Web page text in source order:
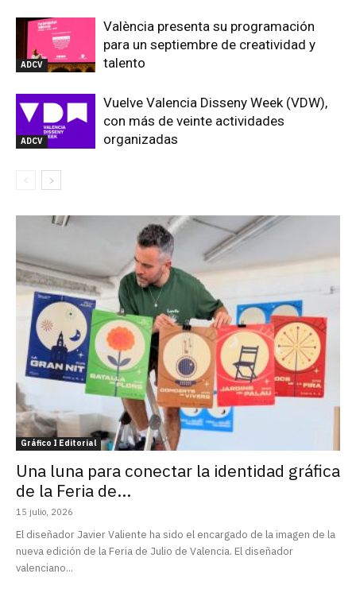
ADCV
València presenta su programación
para un septiembre de creatividad y
talento
ADCV
Vuelve Valencia Disseny Week (VDW),
con más de veinte actividades
organizadas
Gráfico I Editorial
Una luna para conectar la identidad gráfica
de la Feria de...
15 julio, 2026
El diseñador Javier Valiente ha sido el encargado de la imagen de la
nueva edición de la Feria de Julio de Valencia. El diseñador
valenciano...